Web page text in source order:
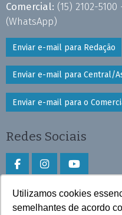
Utilizamos cookies
semelhantes de acordo
Comercial: (15) 2102-
(WhatsApp)
Enviar e-mail para Redação
Enviar e-mail para Central/
Enviar e-mail para o
Redes Sociais
Faça download do